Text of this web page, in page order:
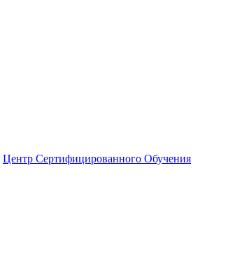
Центр Сертифицированного Обучения